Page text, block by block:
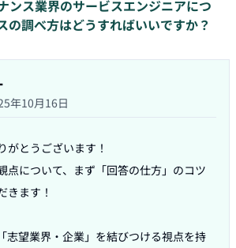
ンス業界のサービスエンジニアにつ
の調べ方はどうすればいいですか？
年10月16日
がとうございます！
点について、まず「回答の仕方」のコツ
きます！
志望業界・企業」を結びつける視点を持